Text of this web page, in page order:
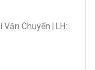
Chuyển | LH: